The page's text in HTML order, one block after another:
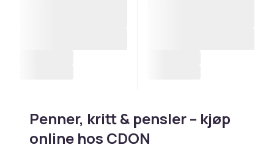
Penner, kritt & pensler – kjøp
online hos CDON